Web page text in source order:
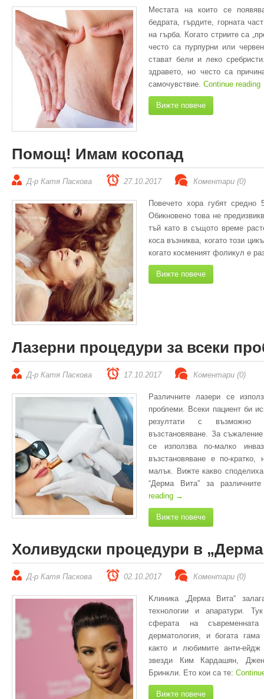
Местата на които се
бедрата, гърдите, горната
на гърба. Когато стриите са
често са пурпурни или
стават бели и леко
здравето, но често са
самочувствие. Continue reading
Вижте повече
Помощ! Имам косопад
Д-р Катя Паскова 27.10.2017 Коментари (0)
Повечето хора губят
Обикновено това не
тъй като в същото време
коса възниква, когато този
когато косменият фоликул е
Вижте повече
Лазерни процедури за всеки
Д-р Катя Паскова 17.10.2017 Коментари (0)
Различните лазери се
проблеми. Всеки пациент би
резултати с възможно
възстановяване. За
се използва по-малко
възстановяване е по-
малък. Вижте какво
“Дерма Вита” за
reading →
Вижте повече
Холивудски процедури в
Д-р Катя Паскова 02.10.2017 Коментари (0)
Kлиника „Дерма Вита“
технологии и апаратури.
сферата на
дерматология, и богата гама
както и любимите анти-ейдж
звезди Ким Кардашян,
Бринкли. Ето кои са те:
Вижте повече